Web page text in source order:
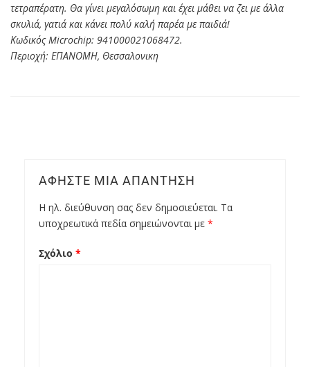
τετραπέρατη. Θα γίνει μεγαλόσωμη και έχει μάθει να ζει με άλλα
σκυλιά, γατιά και κάνει πολύ καλή παρέα με παιδιά!
Κωδικός Microchip: 941000021068472.
Περιοχή: ΕΠΑΝΟΜΗ, Θεσσαλονικη
ΑΦΉΣΤΕ ΜΙΑ ΑΠΆΝΤΗΣΗ
Η ηλ. διεύθυνση σας δεν δημοσιεύεται. Τα
υποχρεωτικά πεδία σημειώνονται με *
Σχόλιο *